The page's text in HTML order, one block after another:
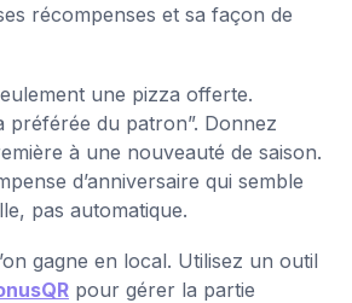
récompenses et sa façon de
une pizza offerte.
préférée du patron”. Donnez
à une nouveauté de saison.
d’anniversaire qui semble
pas automatique.
gagne en local. Utilisez un outil
pour gérer la partie